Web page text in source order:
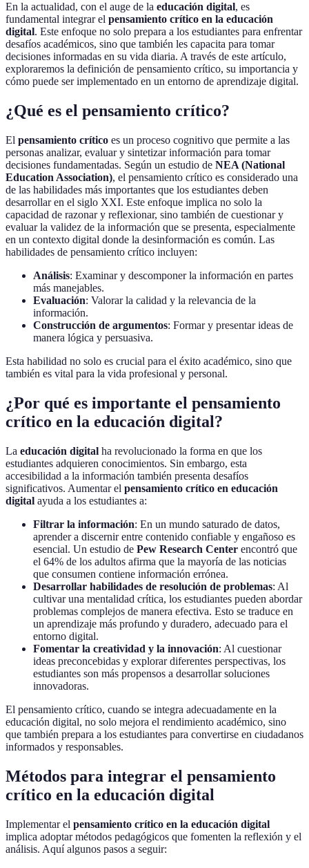
En la actualidad, con el auge de la educación digital, es
fundamental integrar el pensamiento crítico en la educación
digital. Este enfoque no solo prepara a los estudiantes para enfrentar
desafíos académicos, sino que también les capacita para tomar
decisiones informadas en su vida diaria. A través de este artículo,
exploraremos la definición de pensamiento crítico, su importancia y
cómo puede ser implementado en un entorno de aprendizaje digital.
¿Qué es el pensamiento crítico?
El pensamiento crítico es un proceso cognitivo que permite a las
personas analizar, evaluar y sintetizar información para tomar
decisiones fundamentadas. Según un estudio de NEA (National
Education Association), el pensamiento crítico es considerado una
de las habilidades más importantes que los estudiantes deben
desarrollar en el siglo XXI. Este enfoque implica no solo la
capacidad de razonar y reflexionar, sino también de cuestionar y
evaluar la validez de la información que se presenta, especialmente
en un contexto digital donde la desinformación es común. Las
habilidades de pensamiento crítico incluyen:
Análisis: Examinar y descomponer la información en partes
más manejables.
Evaluación: Valorar la calidad y la relevancia de la
información.
Construcción de argumentos: Formar y presentar ideas de
manera lógica y persuasiva.
Esta habilidad no solo es crucial para el éxito académico, sino que
también es vital para la vida profesional y personal.
¿Por qué es importante el pensamiento
crítico en la educación digital?
La educación digital ha revolucionado la forma en que los
estudiantes adquieren conocimientos. Sin embargo, esta
accesibilidad a la información también presenta desafíos
significativos. Aumentar el pensamiento crítico en educación
digital ayuda a los estudiantes a:
Filtrar la información: En un mundo saturado de datos,
aprender a discernir entre contenido confiable y engañoso es
esencial. Un estudio de Pew Research Center encontró que
el 64% de los adultos afirma que la mayoría de las noticias
que consumen contiene información errónea.
Desarrollar habilidades de resolución de problemas: Al
cultivar una mentalidad crítica, los estudiantes pueden abordar
problemas complejos de manera efectiva. Esto se traduce en
un aprendizaje más profundo y duradero, adecuado para el
entorno digital.
Fomentar la creatividad y la innovación: Al cuestionar
ideas preconcebidas y explorar diferentes perspectivas, los
estudiantes son más propensos a desarrollar soluciones
innovadoras.
El pensamiento crítico, cuando se integra adecuadamente en la
educación digital, no solo mejora el rendimiento académico, sino
que también prepara a los estudiantes para convertirse en ciudadanos
informados y responsables.
Métodos para integrar el pensamiento
crítico en la educación digital
Implementar el pensamiento crítico en la educación digital
implica adoptar métodos pedagógicos que fomenten la reflexión y el
análisis. Aquí algunos pasos a seguir: